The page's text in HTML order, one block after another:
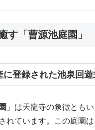
す「曹源池庭園」
に登録された池泉回遊
」は天龍寺の象徴とも
れています。この庭園